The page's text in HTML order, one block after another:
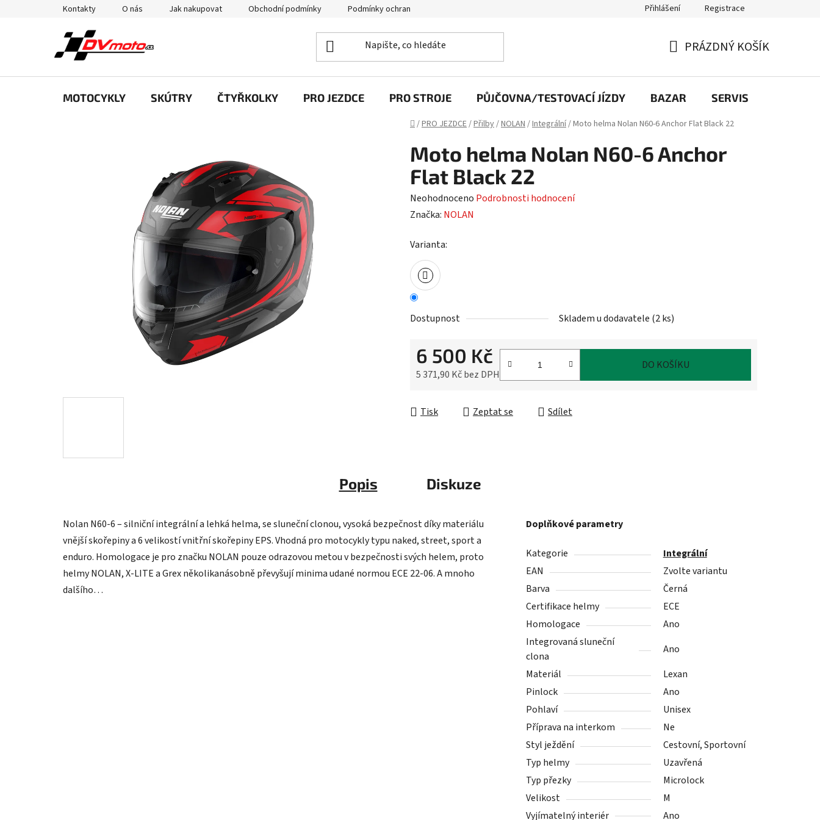
Kontakty O nás Jak nakupovat Obchodní podmínky Podmínky ochrany osobních údajů Přihlášení Registrace
KOŠÍK
PRÁZDNÝ KOŠÍK
MOTOCYKLY SKÚTRY ČTYŘKOLKY PRO JEZDCE PRO STROJE PŮJČOVNA/TESTOVACÍ JÍZDY BAZAR SERVIS
Domů
/PRO JEZDCE/Přilby/NOLAN/Integrální/Moto helma Nolan N60-6 Anchor Flat Black 22
Moto helma Nolan N60-6 Anchor
Flat Black 22
Průměrné
hodnocení
je
0,0
z
5
hvězdiček.
Neohodnoceno Podrobnosti hodnocení
Značka: NOLAN
Varianta:
Dostupnost Skladem u dodavatele (2 ks)
6 500 Kč
5 371,90 Kč bez DPH
DO KOŠÍKU
Tisk Zeptat se Sdílet
Popis Diskuze
Nolan N60-6 – silniční integrální a lehká helma, se sluneční clonou, vysoká bezpečnost díky materiálu
vnější skořepiny a 6 velikostí vnitřní skořepiny EPS. Vhodná pro motocykly typu naked, street, sport a
enduro. Homologace je pro značku NOLAN pouze odrazovou metou v bezpečnosti svých helem, proto
helmy NOLAN, X-LITE a Grex několikanásobně převyšují minima udané normou ECE 22-06. A mnoho
dalšího…
Doplňkové parametry
Kategorie
Integrální
EAN
Zvolte variantu
Barva
Černá
Certifikace helmy
ECE
Homologace
Ano
Integrovaná sluneční
clona
Ano
Materiál
Lexan
Pinlock
Ano
Pohlaví
Unisex
Příprava na interkom
Ne
Styl ježdění
Cestovní, Sportovní
Typ helmy
Uzavřená
Typ přezky
Microlock
Velikost
M
Vyjímatelný interiér
Ano